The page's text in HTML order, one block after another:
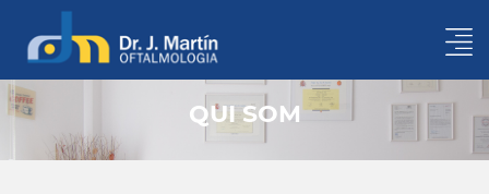
QUI SOM